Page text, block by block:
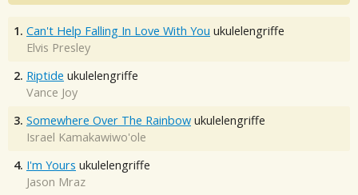
1. Can't Help Falling In Love With You ukulelengriffe
Elvis Presley
2. Riptide ukulelengriffe
Vance Joy
3. Somewhere Over The Rainbow ukulelengriffe
Israel Kamakawiwo'ole
4. I'm Yours ukulelengriffe
Jason Mraz